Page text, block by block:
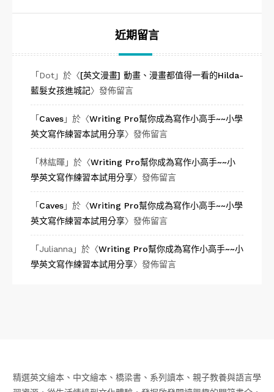
近期留言
「 Dot」於〈[英文漫畫] 動畫、漫畫都值得一看的Hilda-
藍髮女孩進城記〉發佈留言
「 Caves」於〈Writing Pro幫你成為寫作小高手~~小學
英文寫作練習本試用分享〉發佈留言
「林紘暉」於〈Writing Pro幫你成為寫作小高手~~小
學英文寫作練習本試用分享〉發佈留言
「 Caves」於〈Writing Pro幫你成為寫作小高手~~小學
英文寫作練習本試用分享〉發佈留言
「 Julianna」於〈Writing Pro幫你成為寫作小高手~~小
學英文寫作練習本試用分享〉發佈留言
精選英文繪本、中文繪本、橋梁書、系列讀本、親子教養與語言學